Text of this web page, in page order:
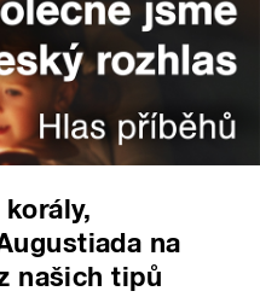
na
našich tipů